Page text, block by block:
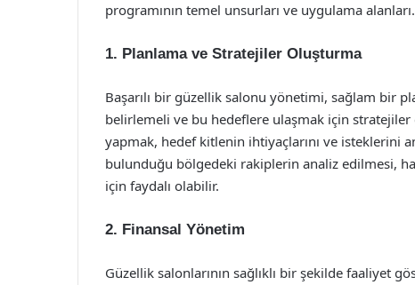
programının temel unsurları ve uygulama alanları.
1. Planlama ve Stratejiler Oluşturma
Başarılı bir güzellik salonu yönetimi, sağlam bir
belirlemeli ve bu hedeflere ulaşmak için stratejiler
yapmak, hedef kitlenin ihtiyaçlarını ve isteklerini
bulunduğu bölgedeki rakiplerin analiz edilmesi,
için faydalı olabilir.
2. Finansal Yönetim
Güzellik salonlarının sağlıklı bir şekilde faaliyet